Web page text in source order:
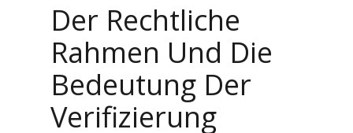
Der Rechtliche
Rahmen Und Die
Bedeutung Der
Verifizierung